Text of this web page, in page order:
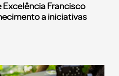
Excelência Francisco
a iniciativas